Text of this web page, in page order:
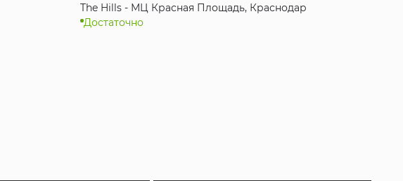
The Hills - МЦ Красная Площадь, Краснодар
Достаточно